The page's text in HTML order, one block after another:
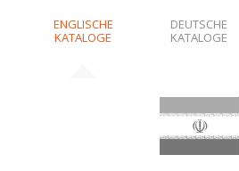
ENGLISCHE
KATALOGE
DEUTSCHE
KATALOGE